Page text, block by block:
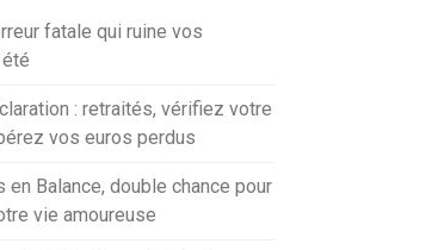
fatale qui ruine vos
: retraités, vérifiez votre
vos euros perdus
en Balance, double chance pour
vie amoureuse